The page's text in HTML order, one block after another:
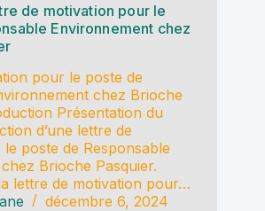
de motivation pour le
Environnement chez
pour le poste de
chez Brioche
Présentation du
d’une lettre de
poste de Responsable
Brioche Pasquier.
lettre de motivation pour…
décembre 6, 2024